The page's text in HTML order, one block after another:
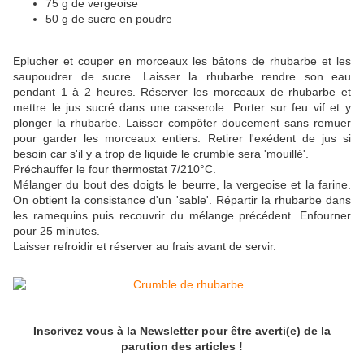
75 g de vergeoise
50 g de sucre en poudre
Eplucher et couper en morceaux les bâtons de rhubarbe et les
saupoudrer de sucre. Laisser la rhubarbe rendre son eau
pendant 1 à 2 heures. Réserver les morceaux de rhubarbe et
mettre le jus sucré dans une casserole. Porter sur feu vif et y
plonger la rhubarbe. Laisser compôter doucement sans remuer
pour garder les morceaux entiers. Retirer l'exédent de jus si
besoin car s'il y a trop de liquide le crumble sera 'mouillé'.
Préchauffer le four thermostat 7/210°C.
Mélanger du bout des doigts le beurre, la vergeoise et la farine.
On obtient la consistance d'un 'sable'. Répartir la rhubarbe dans
les ramequins puis recouvrir du mélange précédent. Enfourner
pour 25 minutes.
Laisser refroidir et réserver au frais avant de servir.
Inscrivez vous à la Newsletter pour être averti(e) de la
parution des articles !